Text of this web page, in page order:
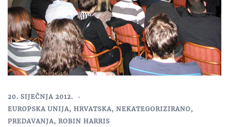
20. SIJEČNJA 2012.
EUROPSKA UNIJA, HRVATSKA, NEKATEGORIZIRANO,
PREDAVANJA, ROBIN HARRIS